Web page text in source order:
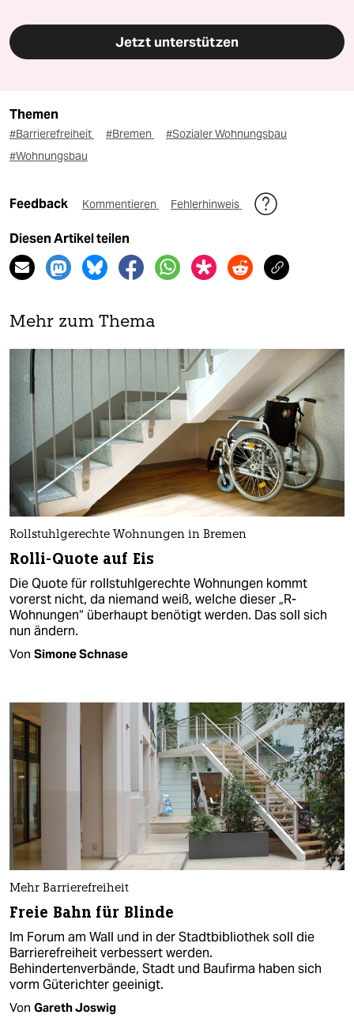
Jetzt unterstützen
Themen
#Barrierefreiheit #Bremen
#Sozialer Wohnungsbau
#Wohnungsbau
Feedback Kommentieren Fehlerhinweis
Diesen Artikel teilen
Mehr zum Thema
Rollstuhlgerechte Wohnungen in Bremen
Rolli-Quote auf Eis
Die Quote für rollstuhlgerechte Wohnungen kommt
vorerst nicht, da niemand weiß, welche dieser „R-
Wohnungen“ überhaupt benötigt werden. Das soll sich
nun ändern.
Von Simone Schnase
Mehr Barrierefreiheit
Freie Bahn für Blinde
Im Forum am Wall und in der Stadtbibliothek soll die
Barrierefreiheit verbessert werden.
Behindertenverbände, Stadt und Baufirma haben sich
vorm Güterichter geeinigt.
Von Gareth Joswig